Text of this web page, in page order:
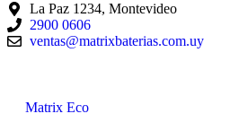
La Paz 1234, Montevideo
2900 0606
ventas@matrixbaterias.com.uy
Matrix Eco